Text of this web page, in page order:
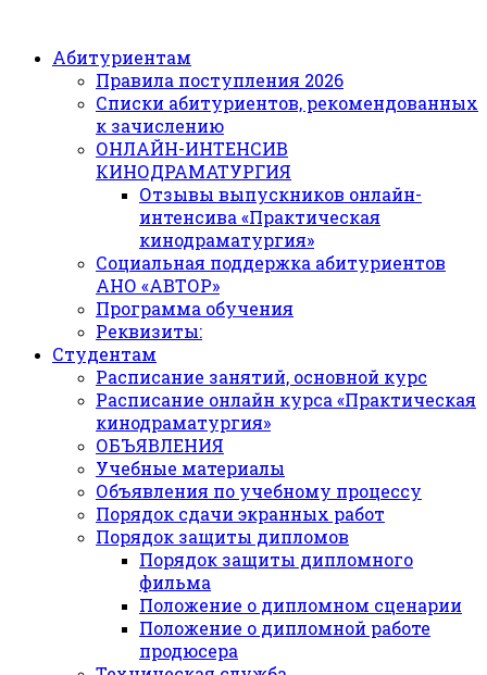
Абитуриентам
Правила поступления 2026
Списки абитуриентов, рекомендованных
к зачислению
ОНЛАЙН-ИНТЕНСИВ
КИНОДРАМАТУРГИЯ
Отзывы выпускников онлайн-
интенсива «Практическая
кинодраматургия»
Социальная поддержка абитуриентов
АНО «АВТОР»
Программа обучения
Реквизиты:
Студентам
Расписание занятий, основной курс
Расписание онлайн курса «Практическая
кинодраматургия»
ОБЪЯВЛЕНИЯ
Учебные материалы
Объявления по учебному процессу
Порядок сдачи экранных работ
Порядок защиты дипломов
Порядок защиты дипломного
фильма
Положение о дипломном сценарии
Положение о дипломной работе
продюсера